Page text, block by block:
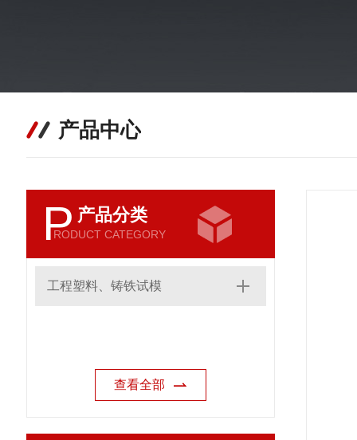
产品中心
P 产品分类
RODUCT CATEGORY
工程塑料、铸铁试模
查看全部